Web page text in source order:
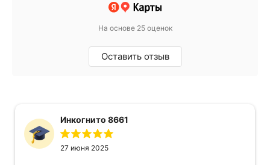
На основе 25 оценок
Оставить отзыв
Инкогнито 8661
27 июня 2025